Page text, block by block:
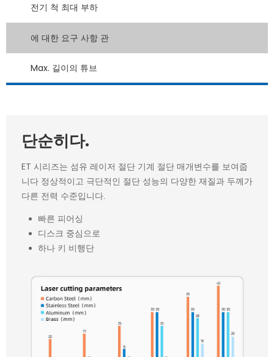
전기 척 최대 부하
에 대한 요구 사항 관
Max. 길이의 튜브
단순히다.
ET 시리즈는 섬유 레이저 절단 기계 절단 매개변수를 보여줍
니다 정상적이고 극단적인 절단 성능의 다양한 재질과 두께가
다른 전력 수준입니다.
빠른 피어싱
디스크 중심으로
하나 키 비행단